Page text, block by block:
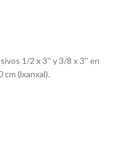
1/2 x 3'' y 3/8 x 3'' en
(lxanxal).